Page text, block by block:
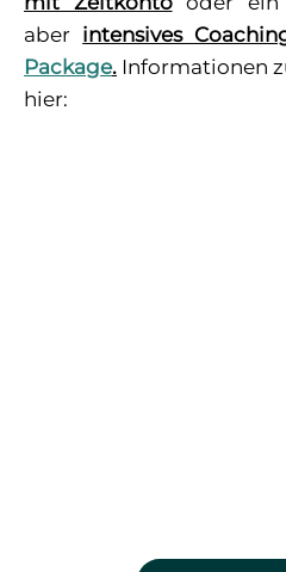
aber intensives
Package. Informationen
hier: